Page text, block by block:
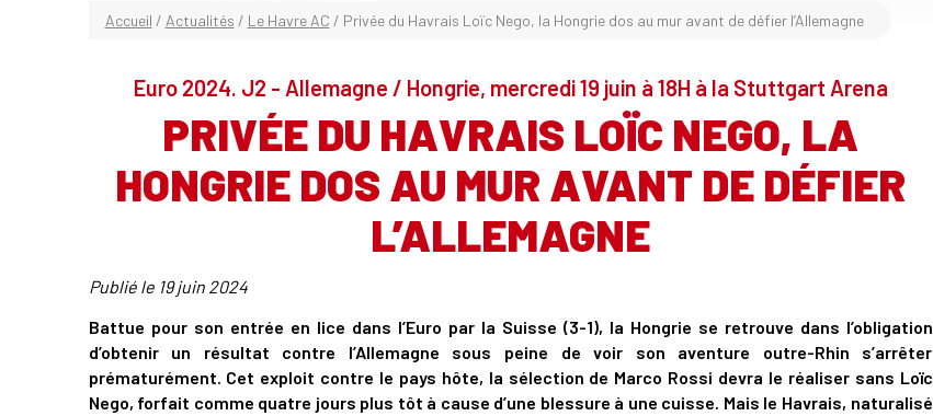
Accueil / Actualités / Le Havre AC / Privée du Havrais Loïc Nego, la Hongrie dos au mur avant de défier l’Allemagne
Euro 2024. J2 - Allemagne / Hongrie, mercredi 19 juin à 18H à la Stuttgart Arena
PRIVÉE DU HAVRAIS LOÏC NEGO, LA
HONGRIE DOS AU MUR AVANT DE DÉFIER
L’ALLEMAGNE
Publié le 19 juin 2024
Battue pour son entrée en lice dans l’Euro par la Suisse (3-1), la Hongrie se retrouve dans l’obligation
d’obtenir un résultat contre l’Allemagne sous peine de voir son aventure outre-Rhin s’arrêter
prématurément. Cet exploit contre le pays hôte, la sélection de Marco Rossi devra le réaliser sans Loïc
Nego, forfait comme quatre jours plus tôt à cause d’une blessure à une cuisse. Mais le Havrais, naturalisé